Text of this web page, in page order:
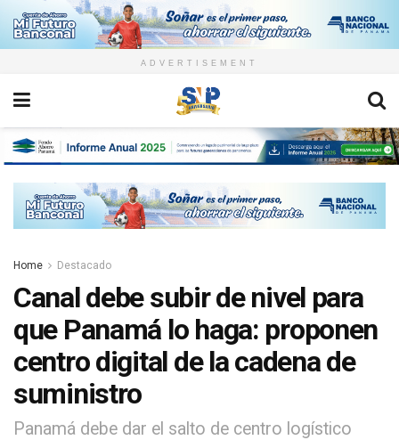
ADVERTISEMENT
Home Destacado
Canal debe subir de nivel para
que Panamá lo haga: proponen
centro digital de la cadena de
suministro
Panamá debe dar el salto de centro logístico